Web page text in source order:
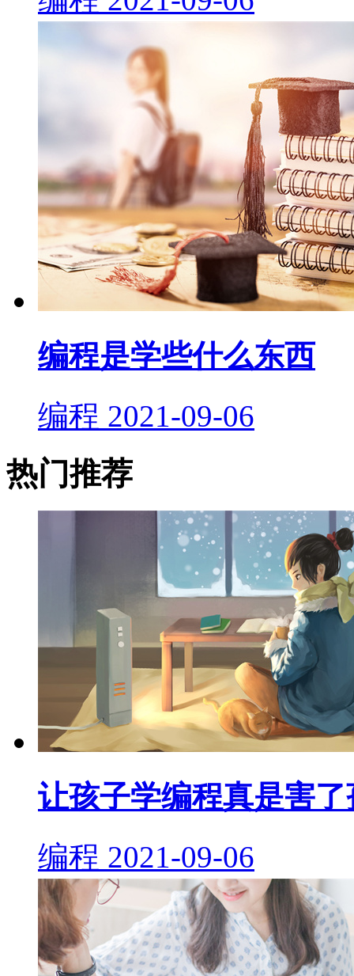
编程是学些什么东西
编程 2021-09-06
热门推荐
让孩子学编程真是害了
编程 2021-09-06